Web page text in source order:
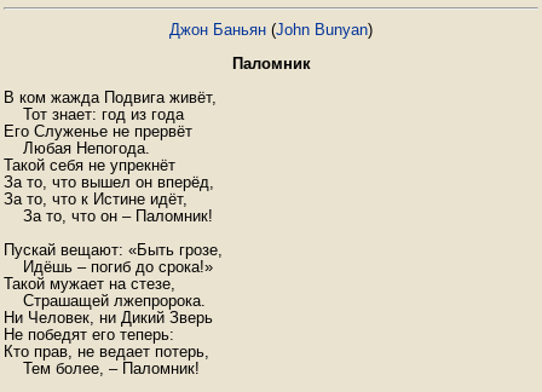
Джон Баньян (John Bunyan)
Паломник
В ком жажда Подвига живёт,
    Тот знает: год из года
Его Служенье не прервёт
    Любая Непогода.
Такой себя не упрекнёт
За то, что вышел он вперёд,
За то, что к Истине идёт,
    За то, что он – Паломник!
Пускай вещают: «Быть грозе,
    Идёшь – погиб до срока!»
Такой мужает на стезе,
    Страшащей лжепророка.
Ни Человек, ни Дикий Зверь
Не победят его теперь:
Кто прав, не ведает потерь,
    Тем более, – Паломник!